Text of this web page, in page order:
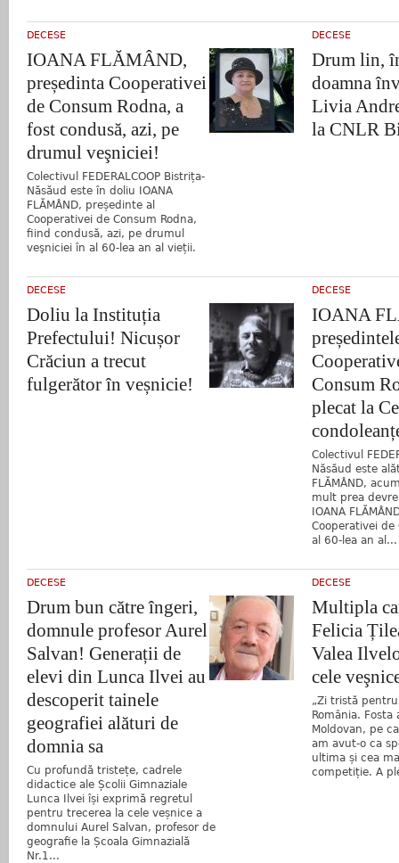
DECESE
IOANA FLĂMÂND,
președinta Cooperativei
de Consum Rodna, a
fost condusă, azi, pe
drumul veşniciei!
Colectivul FEDERALCOOP Bistrița-
Năsăud este în doliu IOANA
FLĂMÂND, președinte al
Cooperativei de Consum Rodna,
fiind condusă, azi, pe drumul
veşniciei în al 60-lea an al vieții.
DECESE
Drum lin,
doamna
Livia
la CNLR
DECESE
Doliu la Instituția
Prefectului! Nicușor
Crăciun a trecut
fulgerător în veșnicie!
DECESE
IOANA
Consum
plecat la
Colectivul
Năsăud este
FLĂMÂND,
mult prea
IOANA
Cooperativei de
al 60-lea an al...
DECESE
Drum bun către îngeri,
domnule profesor Aurel
Salvan! Generații de
elevi din Lunca Ilvei au
descoperit tainele
geografiei alături de
domnia sa
Cu profundă tristețe, cadrele
didactice ale Școlii Gimnaziale
Lunca Ilvei își exprimă regretul
pentru trecerea la cele veșnice a
domnului Aurel Salvan, profesor de
geografie la Școala Gimnazială
Nr.1...
DECESE
Multipla
Felicia
Valea
cele
„Zi tristă
România. Fosta
Moldovan, pe
am avut-o ca
ultima și cea
competiție. A